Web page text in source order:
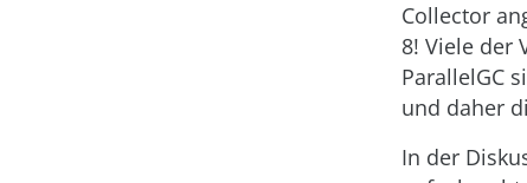
Collector
8! Viele der
ParallelGC
und daher
In der